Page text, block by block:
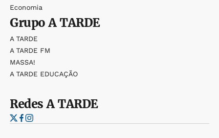
Economia
GrupoA TARDE
A TARDE
A TARDE FM
MASSA!
A TARDE EDUCAÇÃO
RedesA TARDE